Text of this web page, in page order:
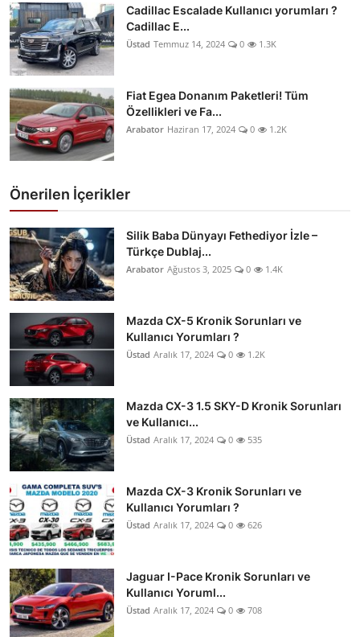
Cadillac Escalade Kullanıcı yorumları ?
Cadillac E...
Üstad Temmuz 14, 2024 0 1.3K
Fiat Egea Donanım Paketleri! Tüm
Özellikleri ve Fa...
Arabator Haziran 17, 2024 0 1.2K
Önerilen İçerikler
Silik Baba Dünyayı Fethediyor İzle –
Türkçe Dublaj...
Arabator Ağustos 3, 2025 0 1.4K
Mazda CX-5 Kronik Sorunları ve
Kullanıcı Yorumları ?
Üstad Aralık 17, 2024 0 1.2K
Mazda CX-3 1.5 SKY-D Kronik Sorunları
ve Kullanıcı...
Üstad Aralık 17, 2024 0 535
Mazda CX-3 Kronik Sorunları ve
Kullanıcı Yorumları ?
Üstad Aralık 17, 2024 0 626
Jaguar I-Pace Kronik Sorunları ve
Kullanıcı Yoruml...
Üstad Aralık 17, 2024 0 708